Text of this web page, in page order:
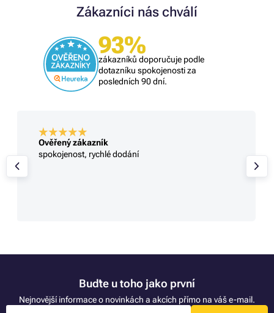
Zákazníci nás chválí
93%
zákazníků doporučuje podle
dotazníku spokojenosti za
posledních 90 dní.
Ověřený zákazník
spokojenost, rychlé dodání
Buďte u toho jako první
Nejnovější informace o novinkách a akcích přímo na váš e-mail.